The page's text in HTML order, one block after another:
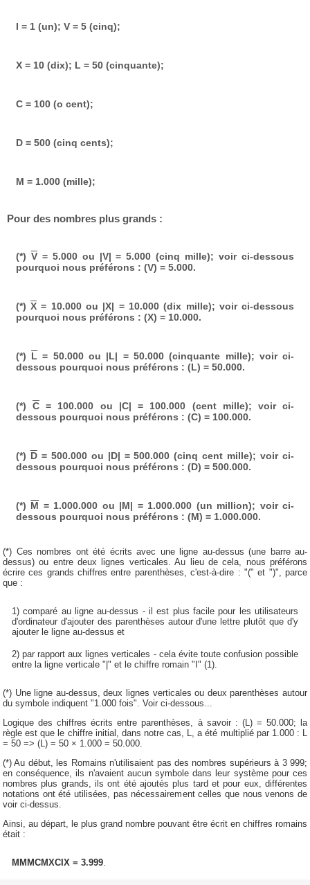
I = 1 (un); V = 5 (cinq);
X = 10 (dix); L = 50 (cinquante);
C = 100 (o cent);
D = 500 (cinq cents);
M = 1.000 (mille);
Pour des nombres plus grands :
(*) V= 5.000 ou |V| = 5.000 (cinq mille); voir ci-dessous
pourquoi nous préférons : (V) = 5.000.
(*)X = 10.000 ou |X| = 10.000 (dix mille); voir ci-dessous
pourquoi nous préférons : (X) = 10.000.
(*) L = 50.000 ou |L| = 50.000 (cinquante mille); voir ci-
dessous pourquoi nous préférons : (L) = 50.000.
(*)C = 100.000 ou |C| = 100.000 (cent mille); voir ci-
dessous pourquoi nous préférons : (C) = 100.000.
(*) D= 500.000 ou |D| = 500.000 (cinq cent mille); voir ci-
dessous pourquoi nous préférons : (D) = 500.000.
(*) M = 1.000.000 ou |M| = 1.000.000 (un million); voir ci-
dessous pourquoi nous préférons : (M) = 1.000.000.
(*) Ces nombres ont été écrits avec une ligne au-dessus (une barre au-
dessus) ou entre deux lignes verticales. Au lieu de cela, nous préférons
écrire ces grands chiffres entre parenthèses, c'est-à-dire : "(" et ")", parce
que :
1) comparé au ligne au-dessus - il est plus facile pour les utilisateurs
d'ordinateur d'ajouter des parenthèses autour d'une lettre plutôt que d'y
ajouter le ligne au-dessus et
2) par rapport aux lignes verticales - cela évite toute confusion possible
entre la ligne verticale "|" et le chiffre romain "I" (1).
(*) Une ligne au-dessus, deux lignes verticales ou deux parenthèses autour
du symbole indiquent "1.000 fois". Voir ci-dessous...
Logique des chiffres écrits entre parenthèses, à savoir : (L) = 50.000; la
règle est que le chiffre initial, dans notre cas, L, a été multiplié par 1.000 : L
= 50 => (L) = 50 × 1.000 = 50.000.
(*) Au début, les Romains n'utilisaient pas des nombres supérieurs à 3 999;
en conséquence, ils n'avaient aucun symbole dans leur système pour ces
nombres plus grands, ils ont été ajoutés plus tard et pour eux, différentes
notations ont été utilisées, pas nécessairement celles que nous venons de
voir ci-dessus.
Ainsi, au départ, le plus grand nombre pouvant être écrit en chiffres romains
était :
MMMCMXCIX = 3.999